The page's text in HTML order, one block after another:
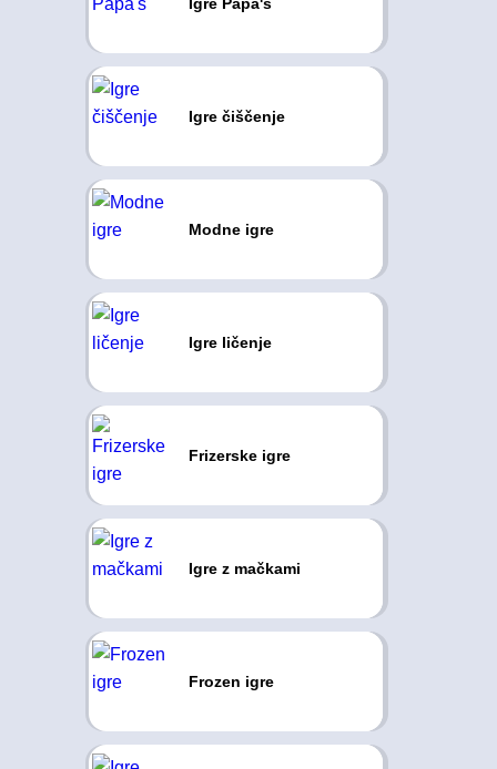
Igre čiščenje
Modne igre
Igre ličenje
Frizerske igre
Igre z mačkami
Frozen igre